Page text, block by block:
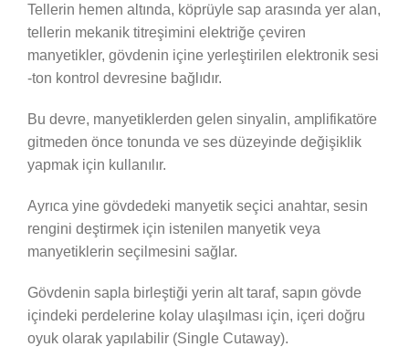
Tellerin hemen altında, köprüyle sap arasında yer alan,
tellerin mekanik titreşimini elektriğe çeviren
manyetikler, gövdenin içine yerleştirilen elektronik sesi
-ton kontrol devresine bağlıdır.
Bu devre, manyetiklerden gelen sinyalin, amplifikatöre
gitmeden önce tonunda ve ses düzeyinde değişiklik
yapmak için kullanılır.
Ayrıca yine gövdedeki manyetik seçici anahtar, sesin
rengini deştirmek için istenilen manyetik veya
manyetiklerin seçilmesini sağlar.
Gövdenin sapla birleştiği yerin alt taraf, sapın gövde
içindeki perdelerine kolay ulaşılması için, içeri doğru
oyuk olarak yapılabilir (Single Cutaway).